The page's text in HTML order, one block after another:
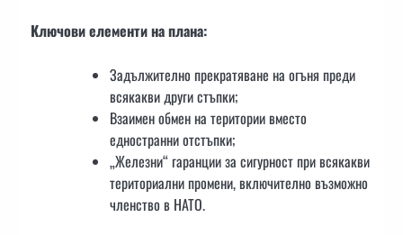
Ключови елементи на плана:
Задължително прекратяване на огъня преди
всякакви други стъпки;
Взаимен обмен на територии вместо
едностранни отстъпки;
„Железни“ гаранции за сигурност при всякакви
териториални промени, включително възможно
членство в НАТО.